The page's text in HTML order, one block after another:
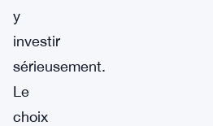
y
investir
sérieusement.
Le
choix